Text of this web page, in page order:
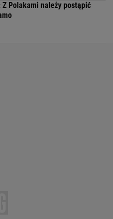
Polakami należy postąpić